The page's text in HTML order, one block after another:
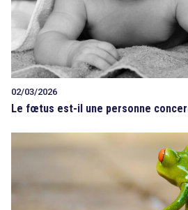
02/03/2026
Le fœtus est-il une personne